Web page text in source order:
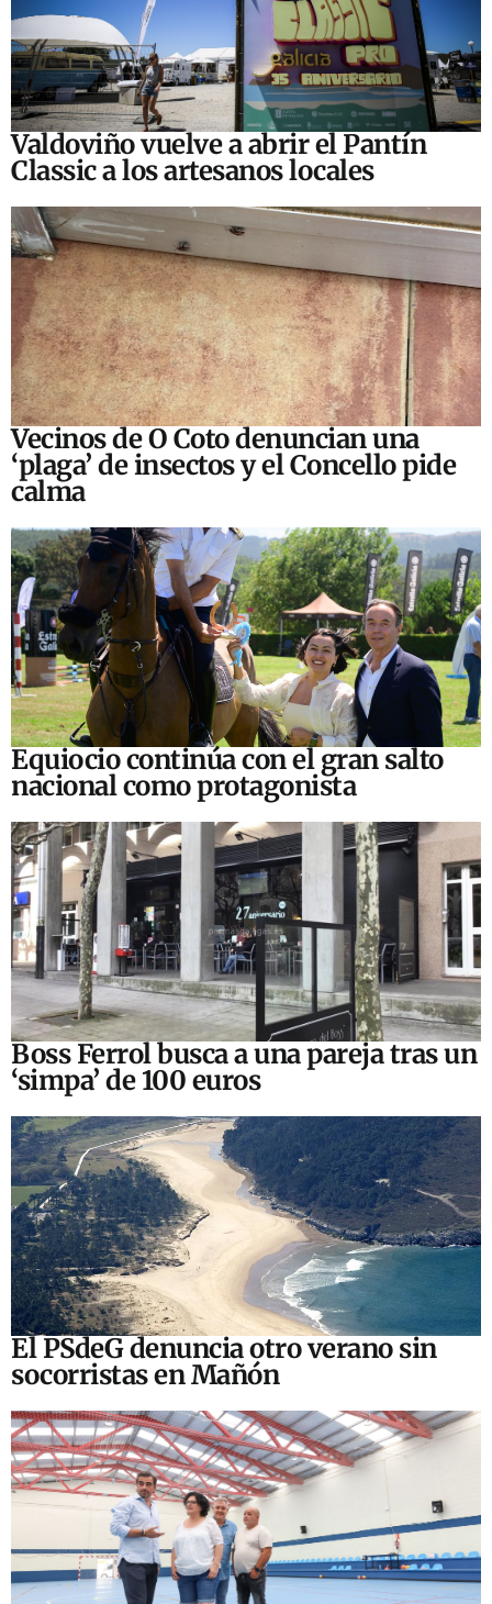
Valdoviño vuelve a abrir el Pantín
Classic a los artesanos locales
Vecinos de O Coto denuncian una
‘plaga’ de insectos y el Concello pide
calma
Equiocio continúa con el gran salto
nacional como protagonista
Boss Ferrol busca a una pareja tras un
‘simpa’ de 100 euros
El PSdeG denuncia otro verano sin
socorristas en Mañón